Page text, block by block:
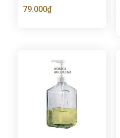
79.000₫